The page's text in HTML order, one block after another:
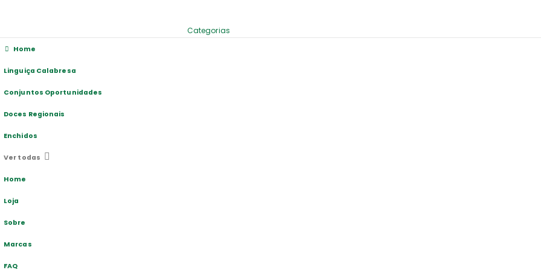
Categorias
Home
Linguiça Calabresa
Conjuntos Oportunidades
Doces Regionais
Enchidos
Ver todas
Home
Loja
Sobre
Marcas
FAQ